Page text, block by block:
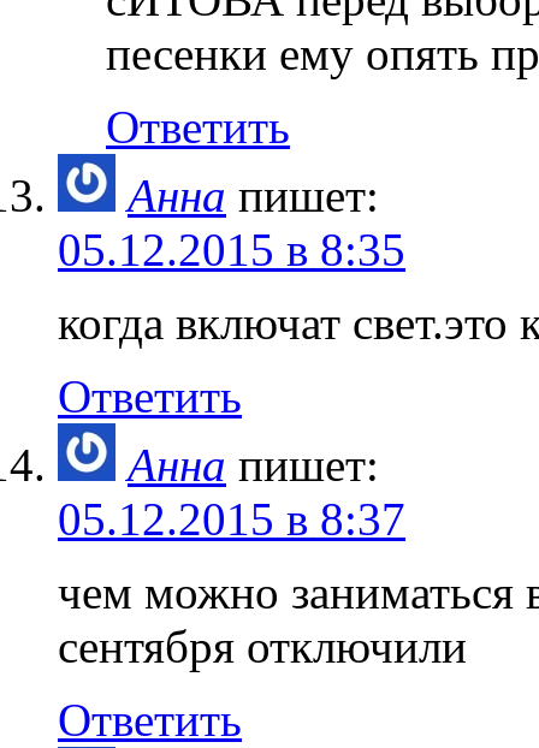
песенки ему опять
Ответить
Анна пишет:
05.12.2015 в 8:35
когда включат
Ответить
Анна пишет:
05.12.2015 в 8:37
чем можно заниматься
сентября отключили
Ответить